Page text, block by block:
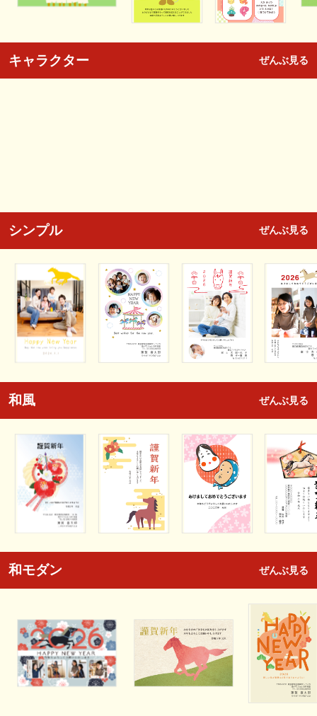
キャラクター ぜんぶ見る
シンプル ぜんぶ見る
和風 ぜんぶ見る
和モダン ぜんぶ見る